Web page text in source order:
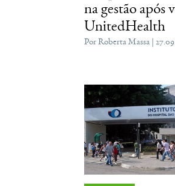
na gestão após
UnitedHealth
Por Roberta Massa |